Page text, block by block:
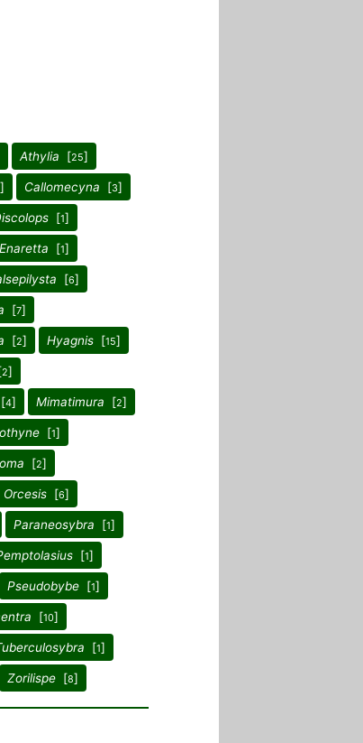
Athylia [25]
] Callomecyna [3]
[1]
Enaretta [1]
[6]
[7]
[2] Hyagnis [15]
2]
[4] Mimatimura [2]
[1]
[2]
Orcesis [6]
Paraneosybra [1]
[1]
Pseudobybe [1]
[10]
[1]
Zorilispe [8]